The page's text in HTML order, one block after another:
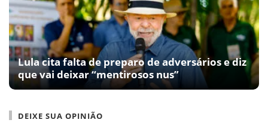
Lula cita falta de preparo de adversários e diz
que vai deixar “mentirosos nus”
DEIXE SUA OPINIÃO